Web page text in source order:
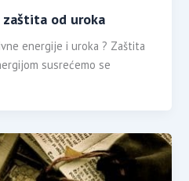
od uroka
energije i uroka ? Zaštita
susrećemo se